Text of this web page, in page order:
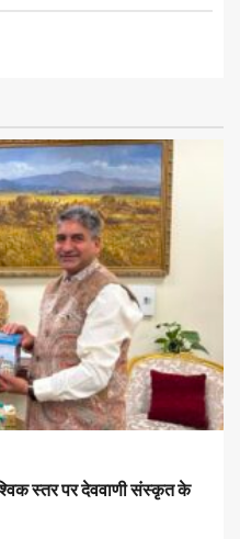
स्तर पर देववाणी संस्कृत के